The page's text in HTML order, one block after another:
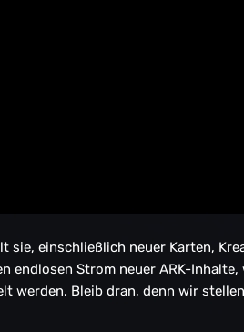
einschließlich neuer Karten,
endlosen Strom neuer ARK-
werden. Bleib dran, denn wir